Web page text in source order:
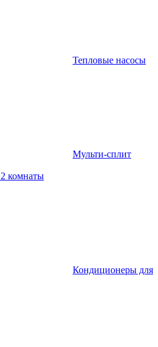
Тепловые насосы
Мульти-сплит
комнаты
Кондиционеры для